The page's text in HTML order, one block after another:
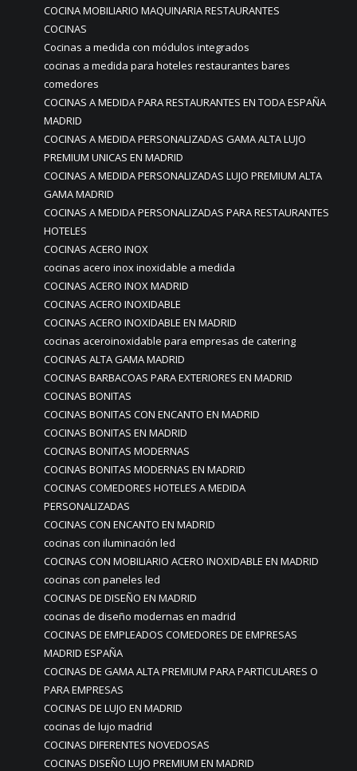
COCINA MOBILIARIO MAQUINARIA RESTAURANTES
COCINAS
Cocinas a medida con módulos integrados
cocinas a medida para hoteles restaurantes bares
comedores
COCINAS A MEDIDA PARA RESTAURANTES EN TODA ESPAÑA
MADRID
COCINAS A MEDIDA PERSONALIZADAS GAMA ALTA LUJO
PREMIUM UNICAS EN MADRID
COCINAS A MEDIDA PERSONALIZADAS LUJO PREMIUM ALTA
GAMA MADRID
COCINAS A MEDIDA PERSONALIZADAS PARA RESTAURANTES
HOTELES
COCINAS ACERO INOX
cocinas acero inox inoxidable a medida
COCINAS ACERO INOX MADRID
COCINAS ACERO INOXIDABLE
COCINAS ACERO INOXIDABLE EN MADRID
cocinas aceroinoxidable para empresas de catering
COCINAS ALTA GAMA MADRID
COCINAS BARBACOAS PARA EXTERIORES EN MADRID
COCINAS BONITAS
COCINAS BONITAS CON ENCANTO EN MADRID
COCINAS BONITAS EN MADRID
COCINAS BONITAS MODERNAS
COCINAS BONITAS MODERNAS EN MADRID
COCINAS COMEDORES HOTELES A MEDIDA
PERSONALIZADAS
COCINAS CON ENCANTO EN MADRID
cocinas con iluminación led
COCINAS CON MOBILIARIO ACERO INOXIDABLE EN MADRID
cocinas con paneles led
COCINAS DE DISEÑO EN MADRID
cocinas de diseño modernas en madrid
COCINAS DE EMPLEADOS COMEDORES DE EMPRESAS
MADRID ESPAÑA
COCINAS DE GAMA ALTA PREMIUM PARA PARTICULARES O
PARA EMPRESAS
COCINAS DE LUJO EN MADRID
cocinas de lujo madrid
COCINAS DIFERENTES NOVEDOSAS
COCINAS DISEÑO LUJO PREMIUM EN MADRID